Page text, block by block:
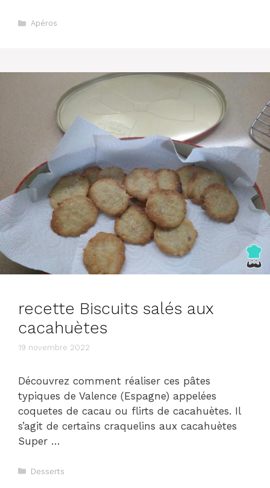
Catégories
Apéros
recette Biscuits salés aux
cacahuètes
19 novembre 2022
Découvrez comment réaliser ces pâtes
typiques de Valence (Espagne) appelées
coquetes de cacau ou flirts de cacahuètes. Il
s’agit de certains craquelins aux cacahuètes
Super …
Catégories
Desserts